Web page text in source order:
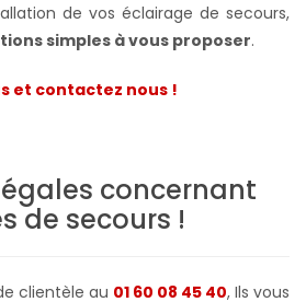
de vos éclairage de secours,
simples à vous proposer.
et contactez nous !
concernant
de secours !
clientèle au 01 60 08 45 40, Ils vous